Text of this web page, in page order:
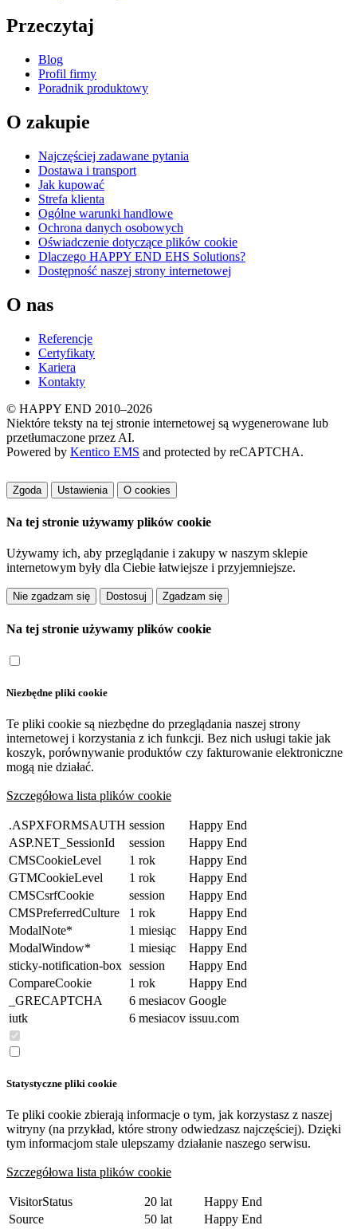
Przeczytaj
Blog
Profil firmy
Poradnik produktowy
O zakupie
Najczęściej zadawane pytania
Dostawa i transport
Jak kupować
Strefa klienta
Ogólne warunki handlowe
Ochrona danych osobowych
Oświadczenie dotyczące plików cookie
Dlaczego HAPPY END EHS Solutions?
Dostępność naszej strony internetowej
O nas
Referencje
Certyfikaty
Kariera
Kontakty
© HAPPY END 2010–2026
Niektóre teksty na tej stronie internetowej są wygenerowane lub
przetłumaczone przez AI.
Powered by Kentico EMS and protected by reCAPTCHA.
Zgoda Ustawienia O cookies
Na tej stronie używamy plików cookie
Używamy ich, aby przeglądanie i zakupy w naszym sklepie
internetowym były dla Ciebie łatwiejsze i przyjemniejsze.
Dostosuj
Na tej stronie używamy plików cookie
Niezbędne pliki cookie
Te pliki cookie są niezbędne do przeglądania naszej strony
internetowej i korzystania z ich funkcji. Bez nich usługi takie jak
koszyk, porównywanie produktów czy fakturowanie elektroniczne
mogą nie działać.
Szczegółowa lista plików cookie
.ASPXFORMSAUTH session
Happy End
ASP.NET_SessionId
session
Happy End
CMSCookieLevel
1 rok
Happy End
GTMCookieLevel
1 rok
Happy End
CMSCsrfCookie
session
Happy End
CMSPreferredCulture
1 rok
Happy End
ModalNote*
1 miesiąc
Happy End
ModalWindow*
1 miesiąc
Happy End
sticky-notification-box session
Happy End
CompareCookie
1 rok
Happy End
_GRECAPTCHA
6 mesiacov Google
iutk
6 mesiacov issuu.com
Statystyczne pliki cookie
Te pliki cookie zbierają informacje o tym, jak korzystasz z naszej
witryny (na przykład, które strony odwiedzasz najczęściej). Dzięki
tym informacjom stale ulepszamy działanie naszego serwisu.
Szczegółowa lista plików cookie
VisitorStatus 20 lat
Happy End
Source
50 lat Happy End